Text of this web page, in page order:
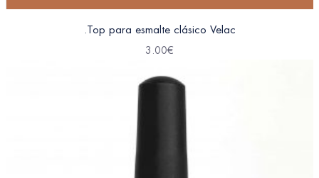
.Top para esmalte clásico Velac
3.00€